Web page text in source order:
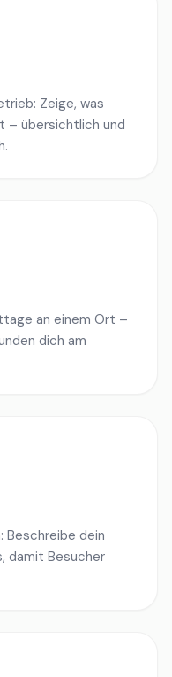
Zeige, was
– übersichtlich und
an einem Ort –
dich am
Beschreibe dein
damit Besucher